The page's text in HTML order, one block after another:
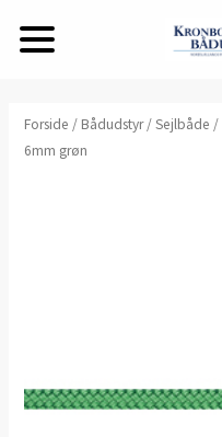
Forside / Bådudstyr/Sejlbåde /
6mm grøn
Liros
Top-